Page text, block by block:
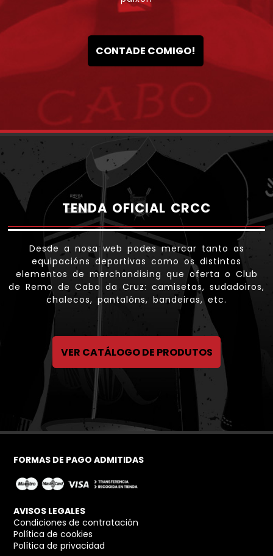
CONTADE COMIGO!
TENDA OFICIAL CRCC
Desde a nosa web podes mercar tanto as
equipacións deportivas como os distintos
elementos de merchandising que oferta o Club
de Remo de Cabo da Cruz: camisetas, sudadoiros,
chalecos, pantalóns, bandeiras, etc.
VER CATÁLOGO DE PRODUTOS
AVISOS LEGALES
Condiciones de contratación
Política de cookies
Política de privacidad
FORMAS DE PAGO ADMITIDAS